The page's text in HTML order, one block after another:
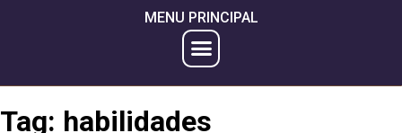
MENU PRINCIPAL
Tag: habilidades